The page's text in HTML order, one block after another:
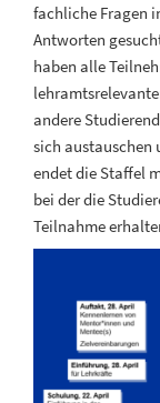
fachliche Fragen
Antworten
haben alle
andere
sich austauschen
endet die Staffel
bei der die
Teilnahme